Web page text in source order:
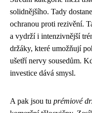
solidnějšího. Tady
ochranou proti rezivění.
a vydrží i intenzivnější
držáky, které umožňují
ušetří nervy sousedům.
investice dává smysl.
A pak jsou tu prémiové